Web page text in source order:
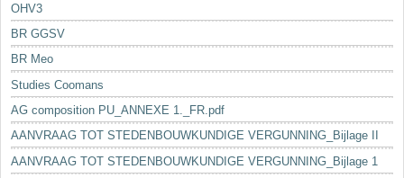
OHV3
BR GGSV
BR Meo
Studies Coomans
AG composition PU_ANNEXE 1._FR.pdf
AANVRAAG TOT STEDENBOUWKUNDIGE VERGUNNING_Bijlage II
AANVRAAG TOT STEDENBOUWKUNDIGE VERGUNNING_Bijlage 1